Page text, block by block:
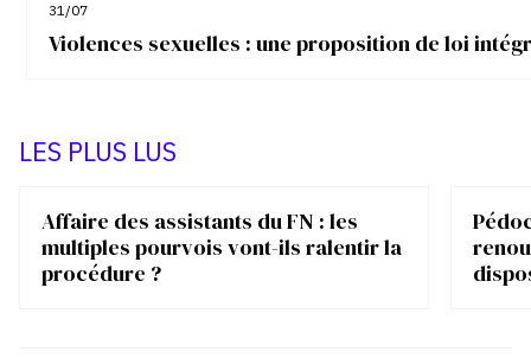
31/07
Violences sexuelles : une proposition de loi
LES PLUS LUS
Affaire des assistants du FN : les
multiples pourvois vont-ils ralentir la
procédure ?